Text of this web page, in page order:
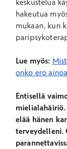
keskustelua
hakeutua
mukaan, kun
Lue myös:
onko ero
Entisellä
elää hänen
terveydelleni.